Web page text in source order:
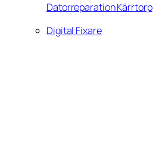
Datorreparation Kärrtorp
Digital Fixare